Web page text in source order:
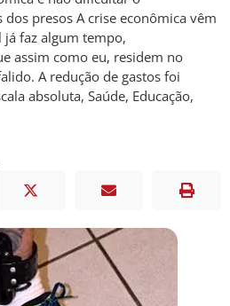
presos A crise econômica vêm
faz algum tempo,
assim como eu, residem no
A redução de gastos foi
absoluta, Saúde, Educação,